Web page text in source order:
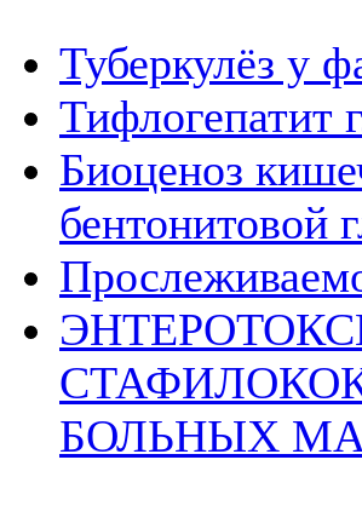
Туберкулёз у
Тифлогепатит
Биоценоз
бентонитовой
БОЛЬНЫХ